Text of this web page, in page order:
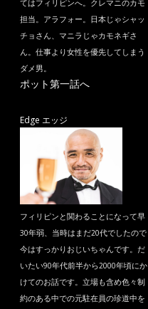
てはフィリピンへ。クレマニのカモ
担当。アラフォー。日本じゃシャッ
チョさん、マニラじゃカモネギさ
ん。仕事より女性を優先してしまう
ダメ男。
ポット第一話へ
Edge エッジ
フィリピンと関わることになって早
30年弱、当時はまだ20代でしたので
今はすっかりおじいちゃんです。だ
いたい90年代前半から2000年頃にか
けてのお話です。立場も含め色々制
約のある中での元駐在員の珍道中を